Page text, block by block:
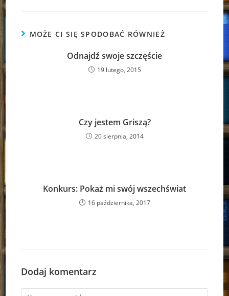
MOŻE CI SIĘ SPODOBAĆ RÓWNIEŻ
Odnajdź swoje szczęście
19 lutego, 2015
Czy jestem Griszą?
20 sierpnia, 2014
Konkurs: Pokaż mi swój wszechświat
16 października, 2017
Dodaj komentarz